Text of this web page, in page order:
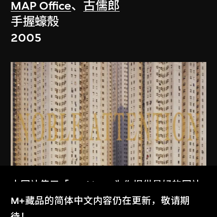
MAP Office、 古儒郎
手握蠔殼
2005
MAP Office 、 古儒郎
本网站使用「Cookies」为你提供最好的网站
体验。
M+藏品的简体中文内容仍在更新，敬请期